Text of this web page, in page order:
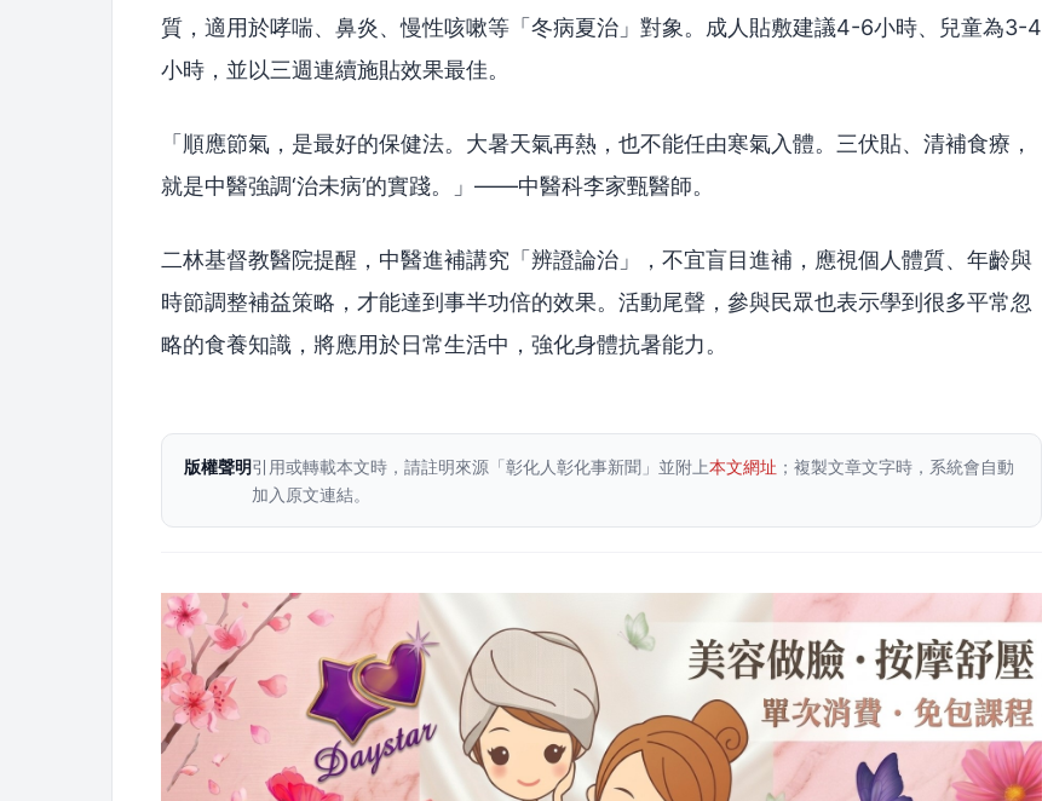
質，適用於哮喘、鼻炎、慢性咳嗽等「冬病夏治」對象。成人貼敷建議4-6小時、兒童為3-4
小時，並以三週連續施貼效果最佳。
「順應節氣，是最好的保健法。大暑天氣再熱，也不能任由寒氣入體。三伏貼、清補食療，
就是中醫強調‘治未病’的實踐。」——中醫科李家甄醫師。
二林基督教醫院提醒，中醫進補講究「辨證論治」，不宜盲目進補，應視個人體質、年齡與
時節調整補益策略，才能達到事半功倍的效果。活動尾聲，參與民眾也表示學到很多平常忽
略的食養知識，將應用於日常生活中，強化身體抗暑能力。
版權聲明引用或轉載本文時，請註明來源「彰化人彰化事新聞」並附上本文網址 ；複製文章文字時，系統會自動
加入原文連結。